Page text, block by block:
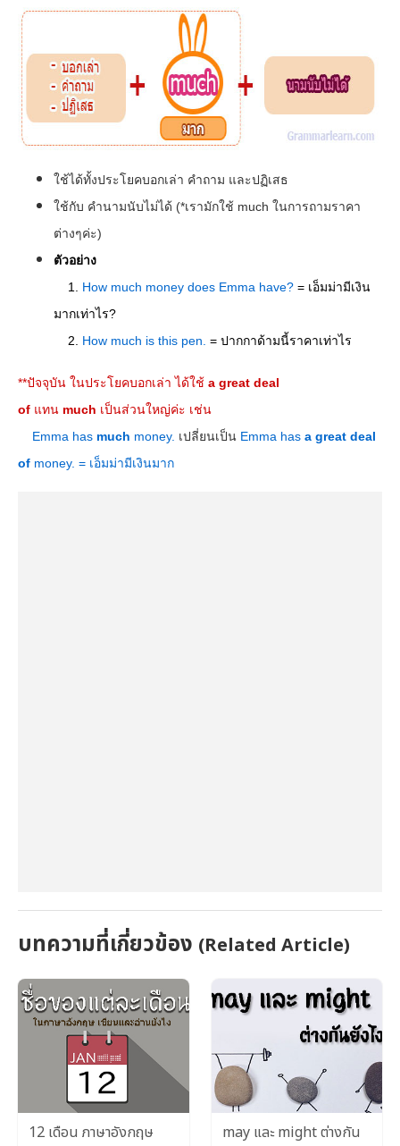
ใช้ได้ทั้งประโยคบอกเล่า คำถาม และปฏิเสธ
ใช้กับ คำนามนับไม่ได้ (*เรามักใช้ much ในการถามราคา
ต่างๆค่ะ)
ตัวอย่าง
1. How much money does Emma have? = เอ็มม่ามีเงิน
มากเท่าไร?
2. How much is this pen. = ปากกาด้ามนี้ราคาเท่าไร
*​*ปัจจุบัน ในประโยคบอกเล่า ได้ใช้ a great deal
of แทน much เป็นส่วนใหญ่ค่ะ เช่น
Emma has much money. เปลี่ยนเป็น Emma has a great deal
of money. = เอ็มม่ามีเงินมาก
บทความที่เกี่ยวข้อง (Related Article)
12 เดือน ภาษาอังกฤษ
may และ might ต่างกัน